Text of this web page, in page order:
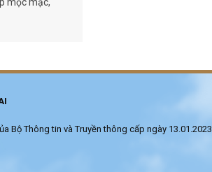
Bộ Thông tin và Truyền thông cấp ngày 13.01.2023